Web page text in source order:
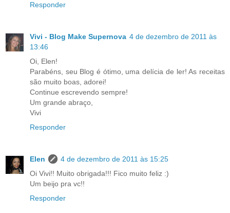
Responder
Vivi - Blog Make Supernova 4 de dezembro de 2011 às
13:46
Oi, Elen!
Parabéns, seu Blog é ótimo, uma delícia de ler! As receitas
são muito boas, adorei!
Continue escrevendo sempre!
Um grande abraço,
Vivi
Responder
Elen
4 de dezembro de 2011 às 15:25
Oi Vivi!! Muito obrigada!!! Fico muito feliz :)
Um beijo pra vc!!
Responder